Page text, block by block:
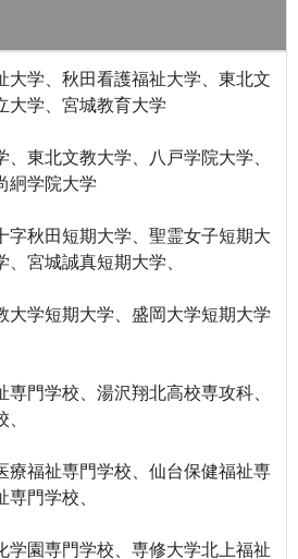
学、秋田看護福祉大学、東北文
大学、宮城教育大学
教大学、八戸学院大学、
絅学院大学
秋田短期大学、聖霊女子短期大
宮城誠真短期大学、
大学、盛岡大学短期大学
専門学校、湯沢翔北高校専攻科、
門学校、仙台保健福祉専
門学校、
学校、専修大学北上福祉